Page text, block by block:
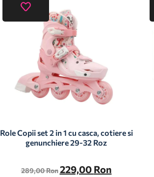
Role Copii set 2 in 1 cu casca, cotiere si
genunchiere 29-32 Roz
289,00Ron 229,00 Ron